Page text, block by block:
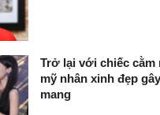
Trở lại với chiếc cằm
mỹ nhân xinh đẹp
mang